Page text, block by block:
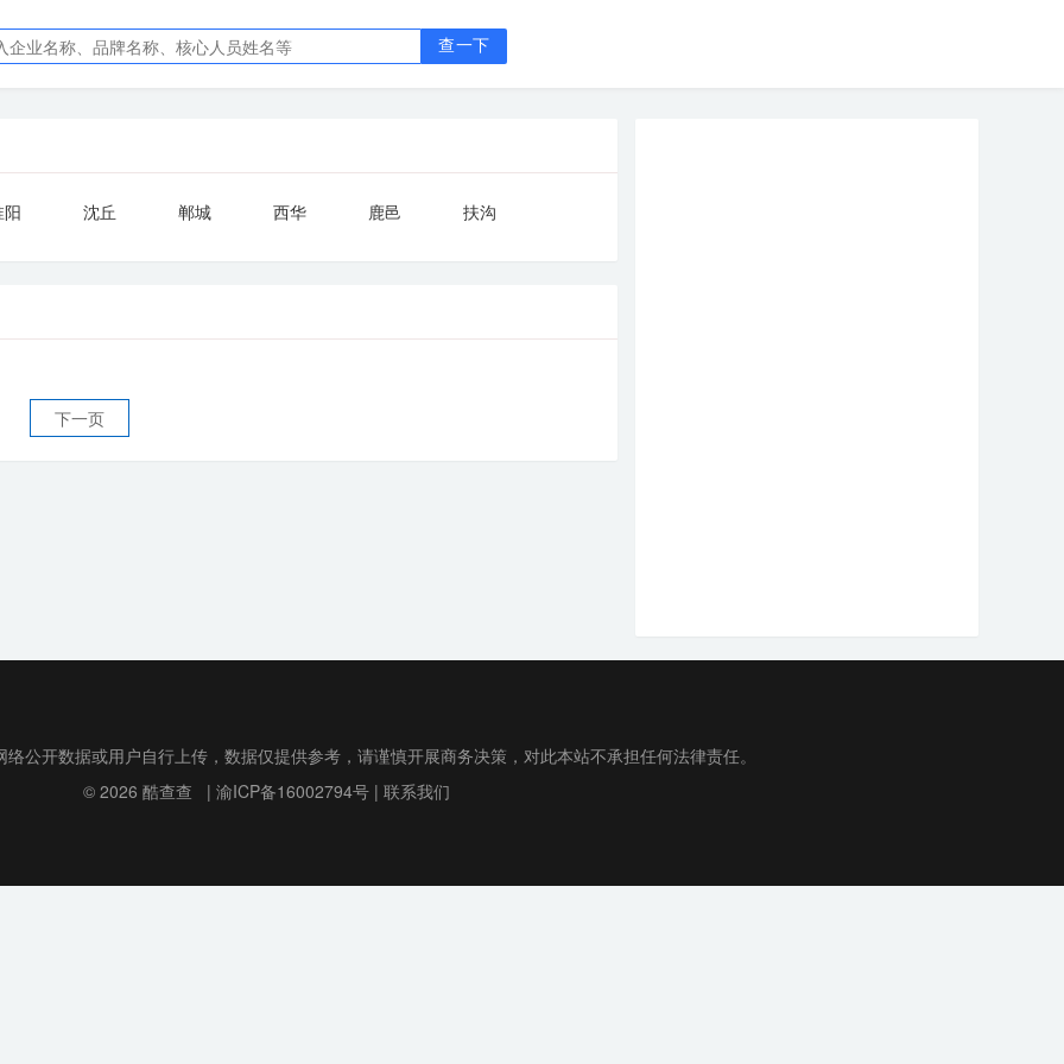
查一下
阳 沈丘 郸城 西华 鹿邑 扶沟
下一页
公开数据或用户自行上传，数据仅提供参考，请谨慎开展商务决策，对此本站不承担任何法律责任。
© 2026 酷查查 | 渝ICP备16002794号| 联系我们